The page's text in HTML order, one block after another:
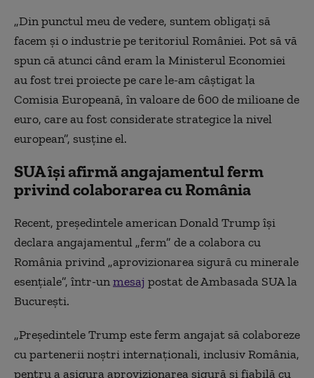
„Din punctul meu de vedere, suntem obligați să
facem și o industrie pe teritoriul României. Pot să vă
spun că atunci când eram la Ministerul Economiei
au fost trei proiecte pe care le-am câștigat la
Comisia Europeană, în valoare de 600 de milioane de
euro, care au fost considerate strategice la nivel
european”, susține el.
SUA își afirmă angajamentul ferm
privind colaborarea cu România
Recent, președintele american Donald Trump își
declara angajamentul „ferm” de a colabora cu
România privind „aprovizionarea sigură cu minerale
esențiale”, într-unmesaj postat de Ambasada SUA la
București.
„Președintele Trump este ferm angajat să colaboreze
cu partenerii noștri internaționali, inclusiv România,
pentru a asigura aprovizionarea sigură și fiabilă cu